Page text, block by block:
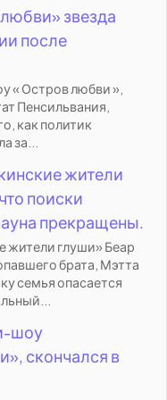
звезда
после
« Остров любви »,
Пенсильвания,
как политик
за...
жители
поиски
прекращены.
жители глуши» Беар
брата, Мэтта
семья опасается
шоу
скончался в